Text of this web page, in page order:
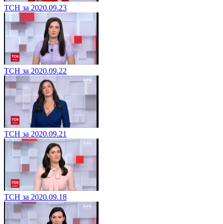
ТСН за 2020.09.23
ТСН за 2020.09.22
ТСН за 2020.09.21
ТСН за 2020.09.18